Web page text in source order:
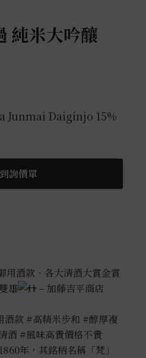
純米大吟釀
Junmai Daiginjo 15%
詢價單
用酒款．各大清酒大賞金賞
雄
– 加藤吉平商店
酒款 #高精米步和 #醇厚複
酒 #風味高貴價格不貴
年，其銘柄名稱「梵」